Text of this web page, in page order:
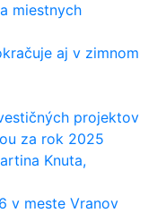
miestnych
aj v zimnom
projektov
za rok 2025
Knuta,
v meste Vranov